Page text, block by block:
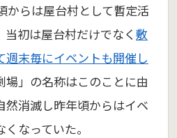
からは屋台村として暫定活
初は屋台村だけでなく 敷
末毎にイベントも開催し
場」の名称はこのことに由
然消滅し昨年頃からはイベ
なっていた。